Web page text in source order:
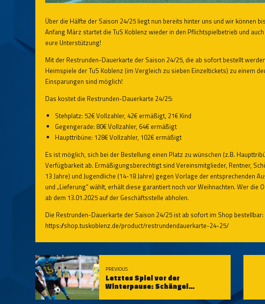
Über die Hälfte der Saison 24/25 liegt nun bereits hinter uns und wir können
Anfang März startet die TuS Koblenz wieder in den Pflichtspielbetrieb und
eure Unterstützung!
Mit der Restrunden-Dauerkarte der Saison 24/25, die ab sofort bestellt
Heimspiele der TuS Koblenz (im Vergleich zu sieben Einzeltickets) zu einem
Einsparungen sind möglich!
Das kostet die Restrunden-Dauerkarte 24/25:
Stehplatz: 52€ Vollzahler, 42€ ermäßigt, 21€ Kind
Gegengerade: 80€ Vollzahler, 64€ ermäßigt
Haupttribüne: 128€ Vollzahler, 102€ ermäßigt
Es ist möglich, sich bei der Bestellung einen Platz zu wünschen (z.B.
Verfügbarkeit ab. Ermäßigungsberechtigt sind Vereinsmitglieder, Rentner,
13 Jahre) und Jugendliche (14-18 Jahre) gegen Vorlage der entsprechenden
und „Lieferung“ wählt, erhält diese garantiert noch vor Weihnachten. Wer die
ab dem 13.01.2025 auf der Geschäftsstelle abholen.
Die Restrunden-Dauerkarte der Saison 24/25 ist ab sofort im Shop bestellbar:
https://shop.tuskoblenz.de/product/restrundendauerkarte-24-25/
PREVIOUS
Letztes Spiel vor der
Winterpause: Schängel